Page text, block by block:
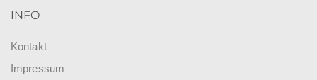
INFO
Kontakt
Impressum